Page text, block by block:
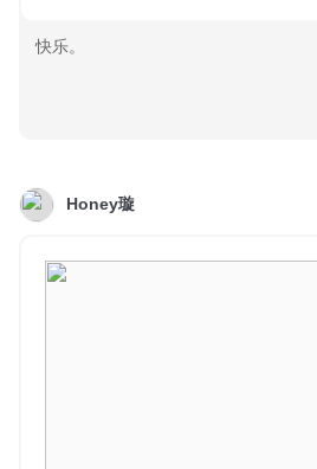
快乐。
Honey璇